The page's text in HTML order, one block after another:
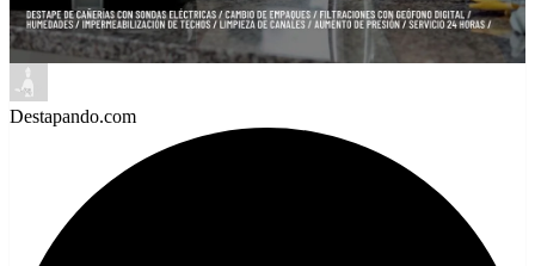
Destapando.com